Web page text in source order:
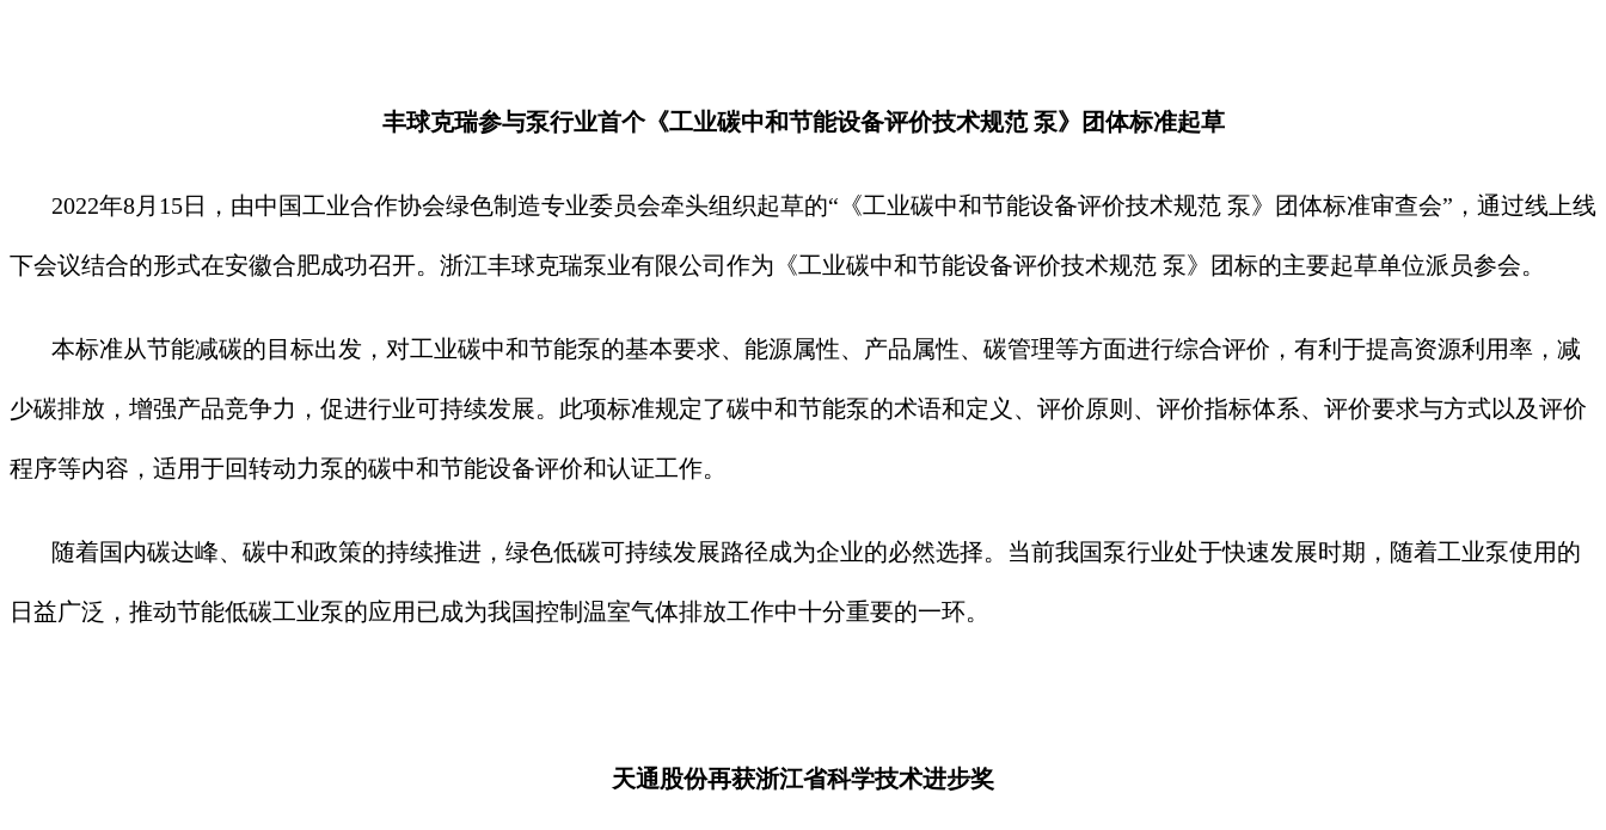
丰球克瑞参与泵行业首个《工业碳中和节能设备评价技术规范 泵》团体标准起草
2022年8月15日，由中国工业合作协会绿色制造专业委员会牵头组织起草的“《工业碳中和节能设备评价技术规范 泵》团体标准审查会”，通过线上线
下会议结合的形式在安徽合肥成功召开。浙江丰球克瑞泵业有限公司作为《工业碳中和节能设备评价技术规范 泵》团标的主要起草单位派员参会。
本标准从节能减碳的目标出发，对工业碳中和节能泵的基本要求、能源属性、产品属性、碳管理等方面进行综合评价，有利于提高资源利用率，减
少碳排放，增强产品竞争力，促进行业可持续发展。此项标准规定了碳中和节能泵的术语和定义、评价原则、评价指标体系、评价要求与方式以及评价
程序等内容，适用于回转动力泵的碳中和节能设备评价和认证工作。
随着国内碳达峰、碳中和政策的持续推进，绿色低碳可持续发展路径成为企业的必然选择。当前我国泵行业处于快速发展时期，随着工业泵使用的
日益广泛，推动节能低碳工业泵的应用已成为我国控制温室气体排放工作中十分重要的一环。
天通股份再获浙江省科学技术进步奖